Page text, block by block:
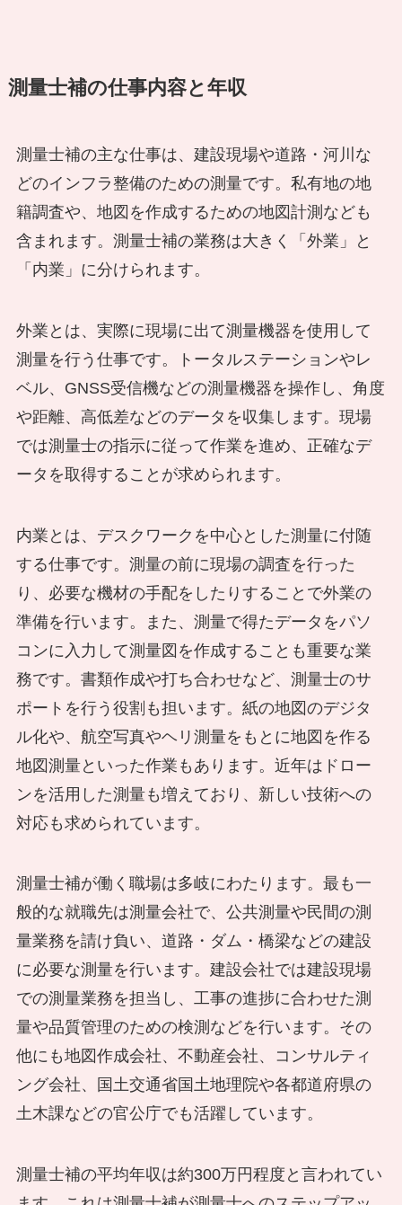
測量士補の仕事内容と年収
測量士補の主な仕事は、建設現場や道路・河川な
どのインフラ整備のための測量です。私有地の地
籍調査や、地図を作成するための地図計測なども
含まれます。測量士補の業務は大きく「外業」と
「内業」に分けられます。
外業とは、実際に現場に出て測量機器を使用して
測量を行う仕事です。トータルステーションやレ
ベル、GNSS受信機などの測量機器を操作し、角度
や距離、高低差などのデータを収集します。現場
では測量士の指示に従って作業を進め、正確なデ
ータを取得することが求められます。
内業とは、デスクワークを中心とした測量に付随
する仕事です。測量の前に現場の調査を行った
り、必要な機材の手配をしたりすることで外業の
準備を行います。また、測量で得たデータをパソ
コンに入力して測量図を作成することも重要な業
務です。書類作成や打ち合わせなど、測量士のサ
ポートを行う役割も担います。紙の地図のデジタ
ル化や、航空写真やヘリ測量をもとに地図を作る
地図測量といった作業もあります。近年はドロー
ンを活用した測量も増えており、新しい技術への
対応も求められています。
測量士補が働く職場は多岐にわたります。最も一
般的な就職先は測量会社で、公共測量や民間の測
量業務を請け負い、道路・ダム・橋梁などの建設
に必要な測量を行います。建設会社では建設現場
での測量業務を担当し、工事の進捗に合わせた測
量や品質管理のための検測などを行います。その
他にも地図作成会社、不動産会社、コンサルティ
ング会社、国土交通省国土地理院や各都道府県の
土木課などの官公庁でも活躍しています。
測量士補の平均年収は約300万円程度と言われてい